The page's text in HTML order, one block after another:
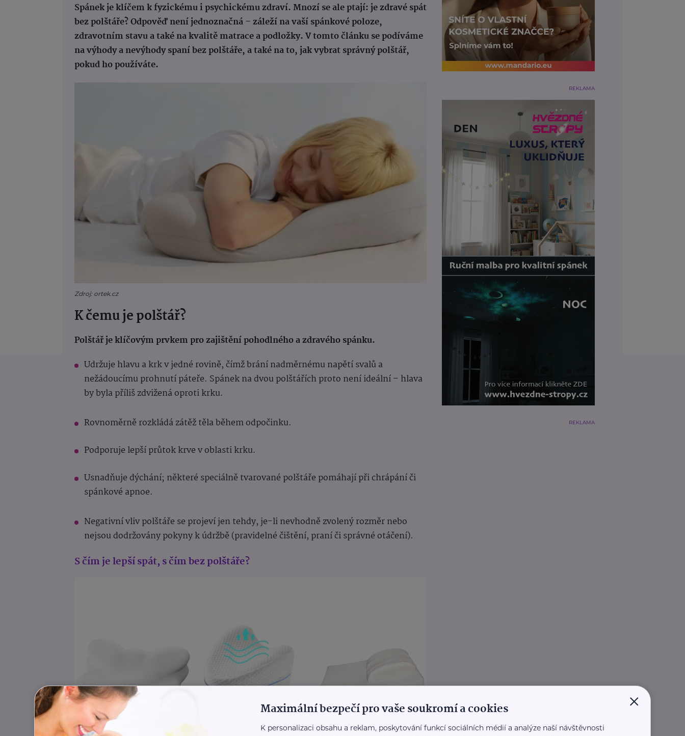
Spánek je klíčem k fyzickému i psychickému zdraví. Mnozí se ale ptají: je zdravé spát
bez polštáře? Odpověď není jednoznačná – záleží na vaší spánkové poloze,
zdravotním stavu a také na kvalitě matrace a podložky. V tomto článku se podíváme
na výhody a nevýhody spaní bez polštáře, a také na to, jak vybrat správný polštář,
pokud ho používáte.
Zdroj: ortek.cz
K čemu je polštář?
Polštář je klíčovým prvkem pro zajištění pohodlného a zdravého spánku.
Udržuje hlavu a krk v jedné rovině, čímž brání nadměrnému napětí svalů a
nežádoucímu prohnutí páteře. Spánek na dvou polštářích proto není ideální – hlava
by byla příliš zdvižená oproti krku.
Rovnoměrně rozkládá zátěž těla během odpočinku.
Podporuje lepší průtok krve v oblasti krku.
Usnadňuje dýchání; některé speciálně tvarované polštáře pomáhají při chrápání či
spánkové apnoe.
Negativní vliv polštáře se projeví jen tehdy, je-li nevhodně zvolený rozměr nebo
nejsou dodržovány pokyny k údržbě (pravidelné čištění, praní či správné otáčení).
S čím je lepší spát, s čím bez polštáře?
REKLAMA
REKLAMA
×
Maximální bezpečí pro vaše soukromí a cookies
K personalizaci obsahu a reklam, poskytování funkcí sociálních médií a analýze naší návštěvnosti